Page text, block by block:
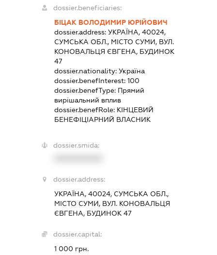
dossier.beneficiaries:
БІЦАК ВОЛОДИМИР ЮРІЙОВИЧ
dossier.address: УКРАЇНА, 40024,
СУМСЬКА ОБЛ., МІСТО СУМИ, ВУЛ.
КОНОВАЛЬЦЯ ЄВГЕНА, БУДИНОК
47
dossier.nationality: Україна
dossier.benefInterest: 100
dossier.benefType: Прямий
вирішальний вплив
dossier.benefRole: КІНЦЕВИЙ
БЕНЕФІЦІАРНИЙ ВЛАСНИК
dossier.smida:
dossier.address:
УКРАЇНА, 40024, СУМСЬКА ОБЛ.,
МІСТО СУМИ, ВУЛ. КОНОВАЛЬЦЯ
ЄВГЕНА, БУДИНОК 47
dossier.capital:
1 000 грн.